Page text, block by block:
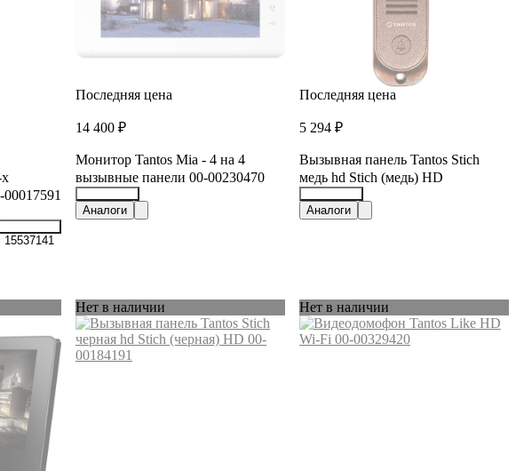
15537141
Последняя цена
14 400 ₽
Монитор Tantos Mia - 4 на 4
вызывные панели 00-00230470
22839723
Аналоги
Последняя цена
5 294 ₽
Вызывная панель Tantos Stich
медь hd Stich (медь) HD
26218361
Аналоги
Нет в наличии Нет в наличии